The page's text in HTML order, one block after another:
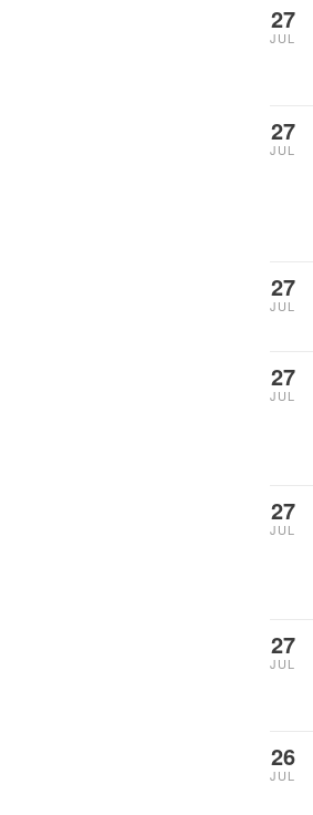
27
JUL
27
JUL
27
JUL
27
JUL
27
JUL
27
JUL
26
JUL